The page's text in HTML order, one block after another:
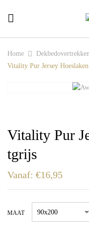
Home
Vitality Pur Jersey
Vitality Pur
tgrijs
Vanaf: €16,95
MAAT